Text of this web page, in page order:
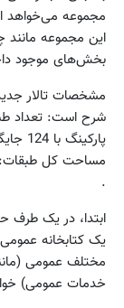
مجموعه می‌خواهد
این مجموعه مانند
بخش‌های موجود
مشخصات تالار
.
یک کتابخانه
خدمات عمومی)